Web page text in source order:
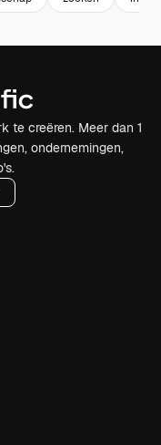
te creëren. Meer dan 1
ondernemingen,